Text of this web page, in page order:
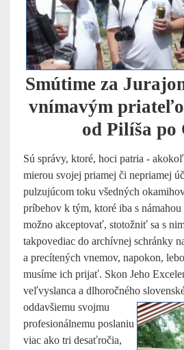
Smútime za
vnímavým
od Pilíša po
Sú správy, ktoré, hoci patria -
mierou svojej priamej či nepriamej
pulzujúcom toku všedných
príbehov k tým, ktoré iba s
možno akceptovať, stotožniť sa s
takpovediac do archívnej schránky
a precítených vnemov, napokon,
musíme ich prijať. Skon Jeho
veľvyslanca a dlhoročného
oddavšiemu svojmu
profesionálnemu poslaniu
viac ako tri desaťročia,